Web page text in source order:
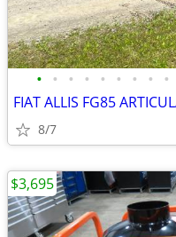
• • • • • • • • •
FIAT ALLIS FG85
8/7
$3,695